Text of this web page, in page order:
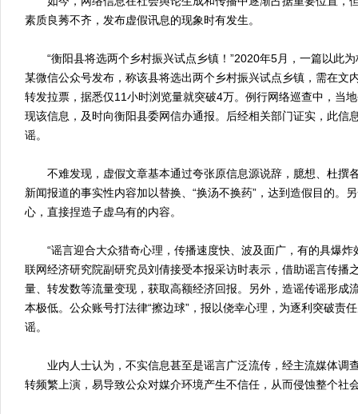
素质良莠不齐，发布虚假讯息的现象时有发生。
“衡阳县将选两个乡村振兴试点乡镇！”2020年5月，一篇以此为
某微信公众号发布，称该县将选出两个乡村振兴试点乡镇，需在文
转发拉票，据悉仅11小时浏览量就突破4万。例行网络巡查中，当
现该信息，及时向衡阳县委网信办通报。后经相关部门证实，此信
谣。
不难发现，虚假文章基本通过夸张原信息源说辞，臆想、杜撰
新闻报道的事实性内容加以替换、“换汤不换药”，达到造假目的。
心，直接捏造子虚乌有的内容。
“谣言迎合大众猎奇心理，传播速度快、波及面广，有的具爆炸
联网经济研究院副研究员刘倩接受本报采访时表示，借助谣言传播
量、转发数等流量变现，获取高额经济回报。另外，造谣传谣形成
本极低。公众账号打法律“擦边球”，报以侥幸心理，为逐利突破责
谣。
业内人士认为，不实信息甚至是谣言广泛流传，经主流媒体调
转频繁上演，易导致公众对媒介环境产生不信任，从而侵蚀整个社